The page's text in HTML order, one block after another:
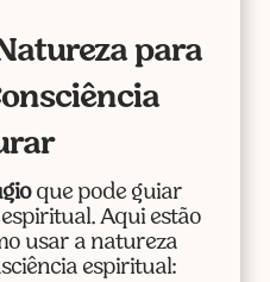
para
que pode guiar
Aqui estão
usar a natureza
espiritual: